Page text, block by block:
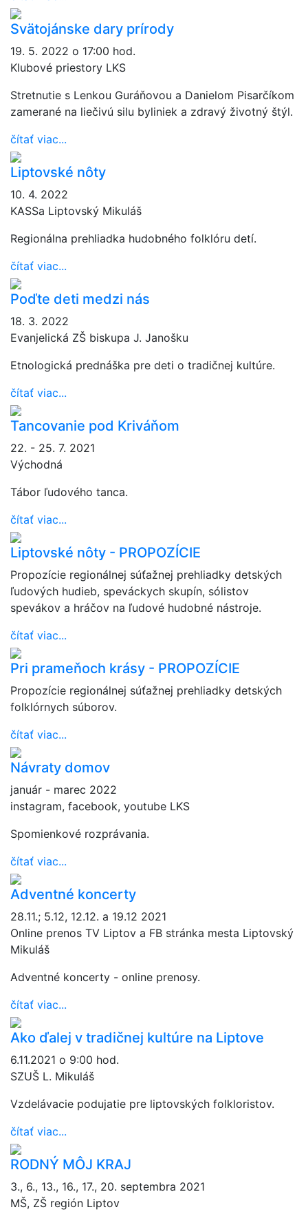
Svätojánske dary prírody
19. 5. 2022 o 17:00 hod.
Klubové priestory LKS
Stretnutie s Lenkou Guráňovou a Danielom Pisarčíkom
zamerané na liečivú silu byliniek a zdravý životný štýl.
čítať viac...
Liptovské nôty
10. 4. 2022
KASSa Liptovský Mikuláš
Regionálna prehliadka hudobného folklóru detí.
čítať viac...
Poďte deti medzi nás
18. 3. 2022
Evanjelická ZŠ biskupa J. Janošku
Etnologická prednáška pre deti o tradičnej kultúre.
čítať viac...
Tancovanie pod Kriváňom
22. - 25. 7. 2021
Východná
Tábor ľudového tanca.
čítať viac...
Liptovské nôty - PROPOZÍCIE
Propozície regionálnej súťažnej prehliadky detských
ľudových hudieb, speváckych skupín, sólistov
spevákov a hráčov na ľudové hudobné nástroje.
čítať viac...
Pri prameňoch krásy - PROPOZÍCIE
Propozície regionálnej súťažnej prehliadky detských
folklórnych súborov.
čítať viac...
Návraty domov
január - marec 2022
instagram, facebook, youtube LKS
Spomienkové rozprávania.
čítať viac...
Adventné koncerty
28.11.; 5.12, 12.12. a 19.12 2021
Online prenos TV Liptov a FB stránka mesta Liptovský
Mikuláš
Adventné koncerty - online prenosy.
čítať viac...
Ako ďalej v tradičnej kultúre na Liptove
6.11.2021 o 9:00 hod.
SZUŠ L. Mikuláš
Vzdelávacie podujatie pre liptovských folkloristov.
čítať viac...
RODNÝ MÔJ KRAJ
3., 6., 13., 16., 17., 20. septembra 2021
MŠ, ZŠ región Liptov